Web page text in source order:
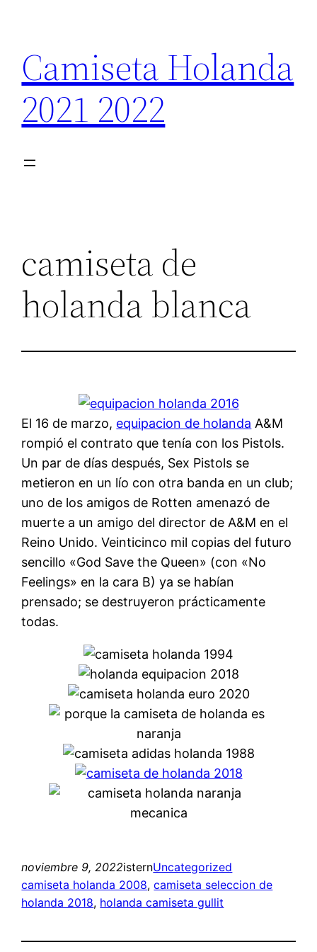
contenido
Camiseta Holanda
2021 2022
camiseta de
holanda blanca
El 16 de marzo, equipacion de holanda A&M
rompió el contrato que tenía con los Pistols.
Un par de días después, Sex Pistols se
metieron en un lío con otra banda en un club;
uno de los amigos de Rotten amenazó de
muerte a un amigo del director de A&M en el
Reino Unido. Veinticinco mil copias del futuro
sencillo «God Save the Queen» (con «No
Feelings» en la cara B) ya se habían
prensado; se destruyeron prácticamente
todas.
noviembre 9, 2022isternUncategorized
camiseta holanda 2008, camiseta seleccion de
holanda 2018, holanda camiseta gullit